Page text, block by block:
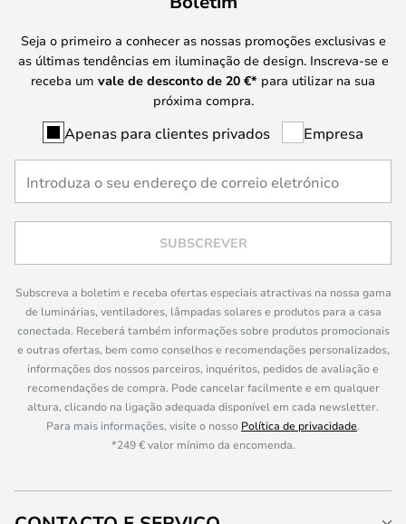
Seja o primeiro a conhecer as nossas promoções exclusivas e
as últimas tendências em iluminação de design. Inscreva-se e
receba um vale de desconto de 20 €* para utilizar na sua
próxima compra.
Apenas para clientes privados Empresa
SUBSCREVER
Subscreva a boletim e receba ofertas especiais atractivas na nossa gama
de luminárias, ventiladores, lâmpadas solares e produtos para a casa
conectada. Receberá também informações sobre produtos promocionais
e outras ofertas, bem como conselhos e recomendações personalizados,
informações dos nossos parceiros, inquéritos, pedidos de avaliação e
recomendações de compra. Pode cancelar facilmente e em qualquer
altura, clicando na ligação adequada disponível em cada newsletter.
Para mais informações, visite o nosso Política de privacidade.
*249 € valor mínimo da encomenda.